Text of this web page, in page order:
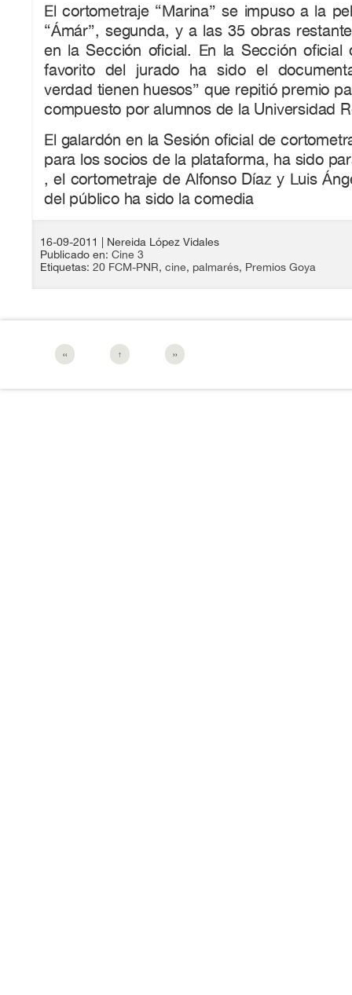
El cortometraje “Marina” se impuso a la
“Ámár”, segunda, y a las 35 obras
en la Sección oficial. En la Sección oficial
favorito del jurado ha sido el
verdad tienen huesos” que repitió premio
compuesto por alumnos de la Universidad
El galardón en la Sesión oficial de
para los socios de la plataforma, ha sido
, el cortometraje de Alfonso Díaz y Luis
del público ha sido la comedia
16-09-2011
| Nereida López Vidales
Publicado en: Cine 3
Etiquetas: 20 FCM-PNR, cine, palmarés, Premios Goya
‹‹ ↑ ››